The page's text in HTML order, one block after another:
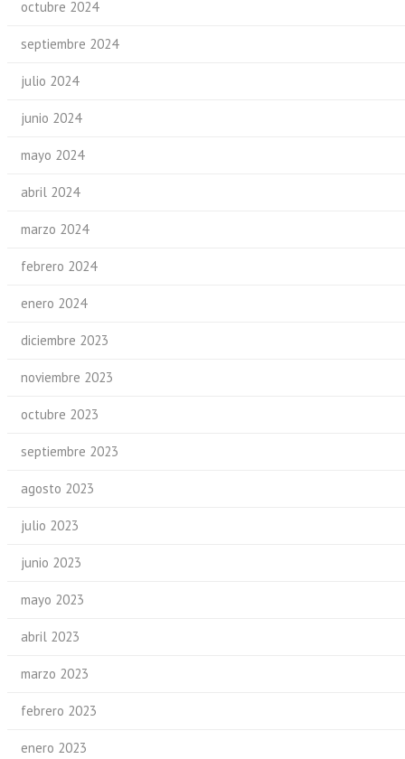
octubre 2024
septiembre 2024
julio 2024
junio 2024
mayo 2024
abril 2024
marzo 2024
febrero 2024
enero 2024
diciembre 2023
noviembre 2023
octubre 2023
septiembre 2023
agosto 2023
julio 2023
junio 2023
mayo 2023
abril 2023
marzo 2023
febrero 2023
enero 2023